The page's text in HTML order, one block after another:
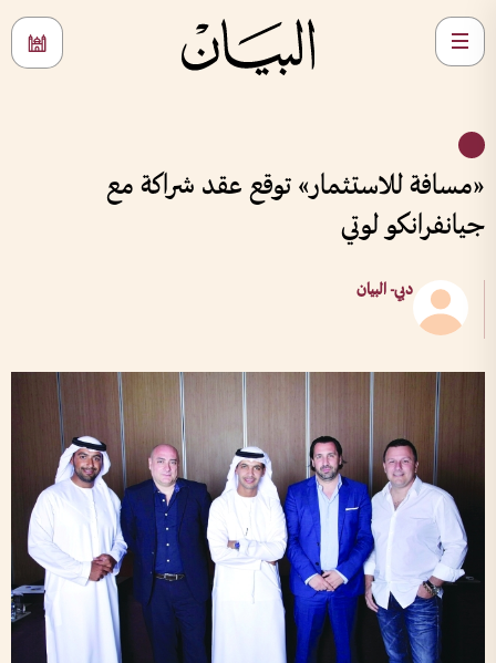
«مسافة للاستثمار» توقع عقد شراكة مع
جيانفرانكو لوتي
دبي- البيان